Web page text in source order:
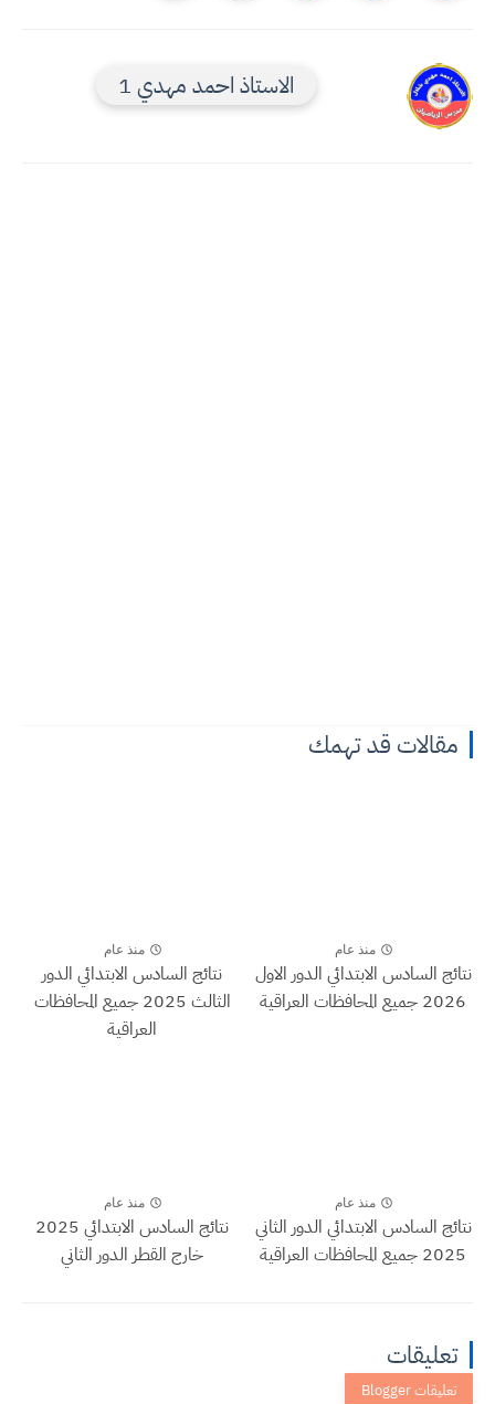
الاستاذ احمد مهدي 1
مقالات قد تهمك
منذ عام
نتائج السادس الابتدائي الدور الاول
2026 جميع المحافظات العراقية
منذ عام
نتائج السادس الابتدائي الدور
الثالث 2025 جميع المحافظات
العراقية
منذ عام
نتائج السادس الابتدائي الدور الثاني
2025 جميع المحافظات العراقية
منذ عام
نتائج السادس الابتدائي 2025
خارج القطر الدور الثاني
تعليقات